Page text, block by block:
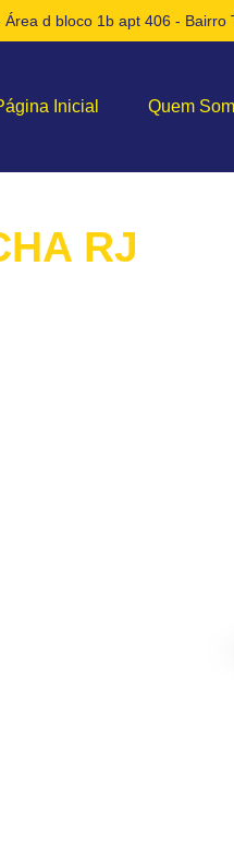
d bloco 1b apt 406 - Bairro
Inicial Quem
RJ